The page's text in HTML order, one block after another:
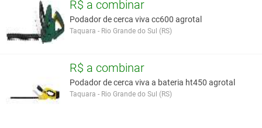
R$ a combinar
Podador de cerca viva cc600 agrotal
Taquara - Rio Grande do Sul (RS)
R$ a combinar
Podador de cerca viva a bateria ht450 agrotal
Taquara - Rio Grande do Sul (RS)